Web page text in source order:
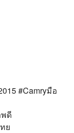
#Camryมือ
พดี
ย